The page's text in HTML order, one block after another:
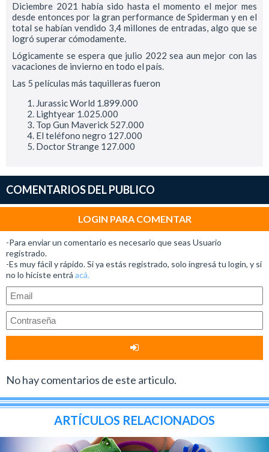
Diciembre 2021 había sido hasta el momento el mejor mes
desde entonces por la gran performance de Spiderman y en el
total se habían vendido 3,4 millones de entradas, algo que se
logró superar cómodamente.
Lógicamente se espera que julio 2022 sea aun mejor con las
vacaciones de invierno en todo el país.
Las 5 películas más taquilleras fueron
Jurassic World 1.899.000
Lightyear 1.025.000
Top Gun Maverick 527.000
El teléfono negro 127.000
Doctor Strange 127.000
COMENTARIOS DEL PUBLICO
LOGIN PARA COMENTAR
-Para enviar un comentario es necesario que seas Usuario
registrado.
-Es muy fácil y rápido. Si ya estás registrado, solo ingresá tu login, y si
no lo hiciste entrá acá.
No hay comentarios de este articulo.
ARTÍCULOS RELACIONADOS